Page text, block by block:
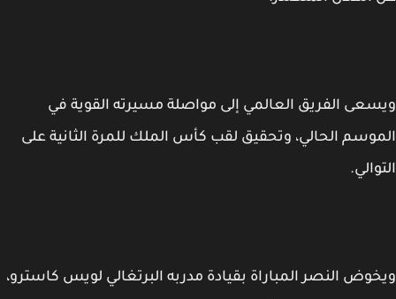
الفريق العالمي إلى مواصلة مسيرته القوية في
الحالي، وتحقيق لقب كأس الملك للمرة الثانية على
النصر المباراة بقيادة مدربه البرتغالي لويس كاسترو،